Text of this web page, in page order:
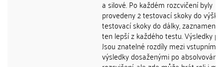
a silové. Po každém rozcvičení byly
provedeny 2 testovací skoky do
testovací skoky do dálky,
ten lepší z každého testu. Výsledky
Jsou znatelné rozdíly mezi vstupními
výsledky dosaženými po absolvování